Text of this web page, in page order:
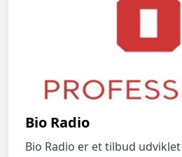
Bio Radio
Bio Radio er et tilbud